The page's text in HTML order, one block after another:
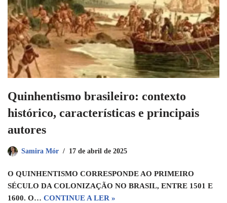
Quinhentismo brasileiro: contexto
histórico, características e principais
autores
Samira Mór 17 de abril de 2025
O QUINHENTISMO CORRESPONDE AO PRIMEIRO
SÉCULO DA COLONIZAÇÃO NO BRASIL, ENTRE 1501 E
1600. O… CONTINUE A LER »